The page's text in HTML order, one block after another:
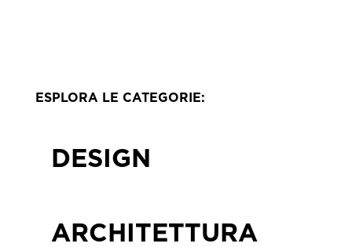
ESPLORA LE CATEGORIE:
DESIGN
ARCHITETTURA